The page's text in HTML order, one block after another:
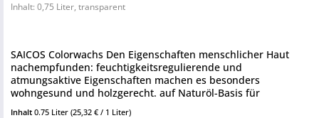
Inhalt: 0,75 Liter, transparent
SAICOS Colorwachs Den Eigenschaften menschlicher Haut
nachempfunden: feuchtigkeitsregulierende und
atmungsaktive Eigenschaften machen es besonders
wohngesund und holzgerecht. auf Naturöl-Basis für
Innenhölzer oxidativ trocknend Saicos...
Inhalt 0.75 Liter (25,32 € / 1 Liter)